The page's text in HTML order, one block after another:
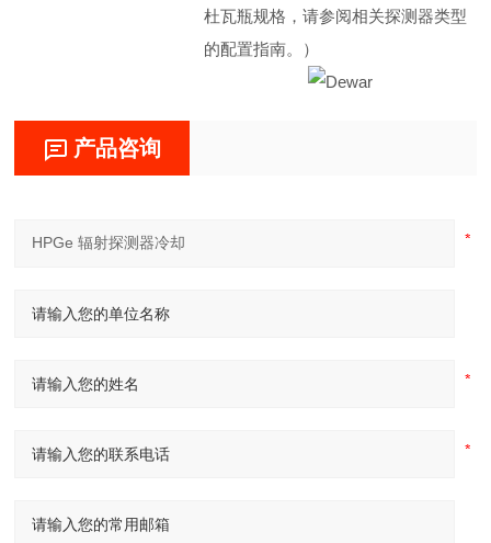
杜瓦瓶规格，请参阅相关探测器类型
的配置指南。）
产品咨询